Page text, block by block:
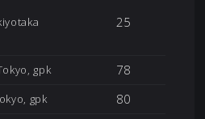
25
gpk
78
gpk
80